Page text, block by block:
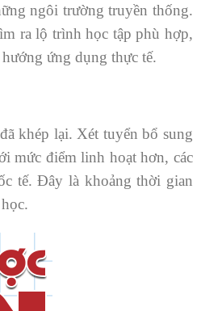
ngôi trường truyền thống.
ra lộ trình học tập phù hợp,
ứng dụng thực tế.
khép lại. Xét tuyển bổ sung
mức điểm linh hoạt hơn, các
tế. Đây là khoảng thời gian